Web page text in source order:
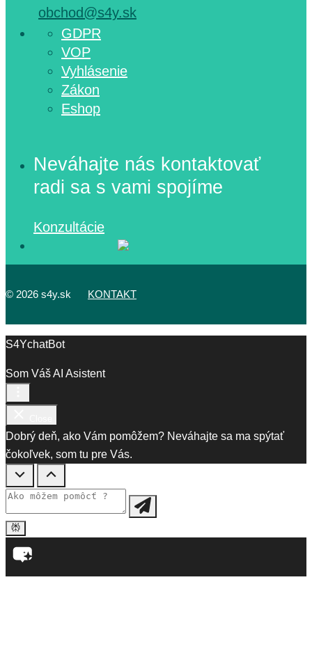
obchod@s4y.sk
GDPR
VOP
Vyhlásenie
Zákon
Eshop
Neváhajte nás kontaktovať
radi sa s vami spojíme
Konzultácie
© 2026 s4y.sk KONTAKT
S4YchatBot
Som Váš AI Asistent
Dobrý deň, ako Vám pomôžem? Neváhajte sa ma spýtať
čokoľvek, som tu pre Vás.